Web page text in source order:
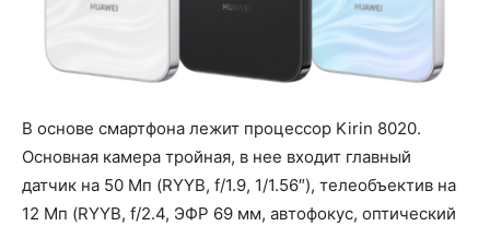
В основе смартфона лежит процессор Kirin 8020.
Основная камера тройная, в нее входит главный
датчик на 50 Мп (RYYB, f/1.9, 1/1.56″), телеобъектив на
12 Мп (RYYB, f/2.4, ЭФР 69 мм, автофокус, оптический